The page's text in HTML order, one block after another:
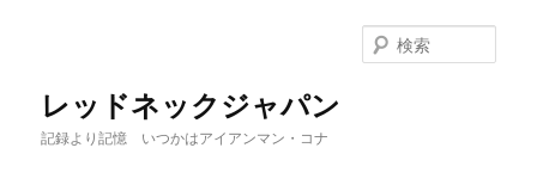
レッドネックジャパン
記録より記憶 いつかはアイアンマン・コナ
索